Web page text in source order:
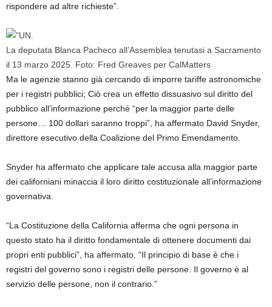
rispondere ad altre richieste”.
La deputata Blanca Pacheco all’Assemblea tenutasi a Sacramento
il 13 marzo 2025. Foto: Fred Greaves per CalMatters
Ma le agenzie stanno già cercando di imporre tariffe astronomiche
per i registri pubblici; Ciò crea un effetto dissuasivo sul diritto del
pubblico all’informazione perché “per la maggior parte delle
persone… 100 dollari saranno troppi”, ha affermato David Snyder,
direttore esecutivo della Coalizione del Primo Emendamento.
Snyder ha affermato che applicare tale accusa alla maggior parte
dei californiani minaccia il loro diritto costituzionale all’informazione
governativa.
“La Costituzione della California afferma che ogni persona in
questo stato ha il diritto fondamentale di ottenere documenti dai
propri enti pubblici”, ha affermato. “Il principio di base è che i
registri del governo sono i registri delle persone. Il governo è al
servizio delle persone, non il contrario.”